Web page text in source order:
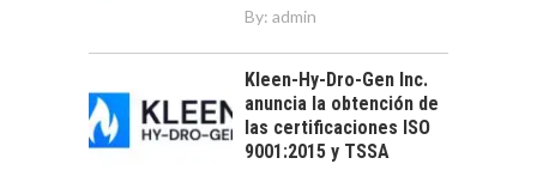
By: admin
Kleen-Hy-Dro-Gen Inc.
anuncia la obtención de
las certificaciones ISO
9001:2015 y TSSA